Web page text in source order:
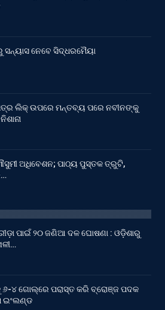
ସନ୍ୟାସ ନେବେ ସିଦ୍ଧରମୈୟା
ଲିକ୍ ଉପରେ ମନ୍ତବ୍ୟ ପରେ ନବୀନଙ୍କୁ
ଅଧିବେଶନ; ପାଠ୍ୟ ପୁସ୍ତକ ତ୍ରୁଟି,
ପାଇଁ ୨୦ ଜଣିଆ ଦଳ ଘୋଷଣା : ଓଡ଼ିଶାରୁ
୬-୪ ଗୋଲ୍‌ରେ ପରାସ୍ତ କରି ବ୍ରୋଞ୍ଜ ପଦକ
ଇଂଲଣ୍ଡ